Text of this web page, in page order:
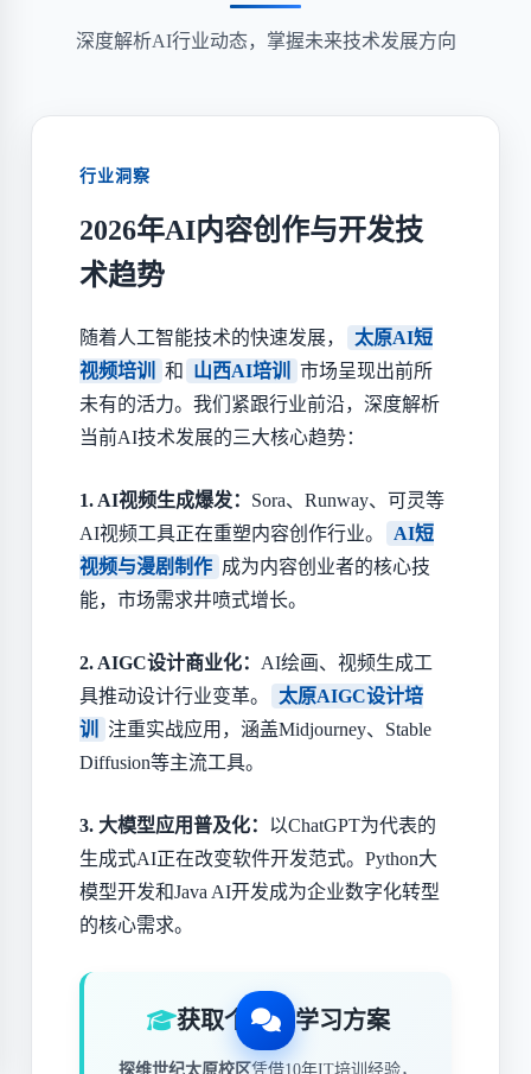
深度解析AI行业动态，掌握未来技术发展方向
行业洞察
2026年AI内容创作与开发技
术趋势
随着人工智能技术的快速发展，
太原AI短
视频培训
和 山西AI培训
市场呈现出前所
未有的活力。我们紧跟行业前沿，深度解析
当前AI技术发展的三大核心趋势：
1. AI视频生成爆发： Sora、Runway、可灵等
AI视频工具正在重塑内容创作行业。
AI短
视频与漫剧制作 成为内容创业者的核心技
能，市场需求井喷式增长。
2. AIGC设计商业化： AI绘画、视频生成工
具推动设计行业变革。
太原AIGC设计培
训
注重实战应用，涵盖Midjourney、Stable
Diffusion等主流工具。
3. 大模型应用普及化： 以ChatGPT为代表的
生成式AI正在改变软件开发范式。Python大
模型开发和Java AI开发成为企业数字化转型
的核心需求。
获取个性化学习方案
探维世纪太原校区凭借10年IT培训经验，